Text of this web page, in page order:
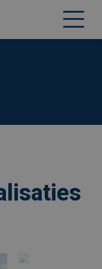
Afbeelding
link